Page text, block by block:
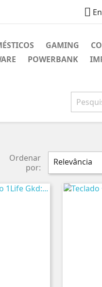

GAMING
POWERBANK
Ordenar
por:
Relevância